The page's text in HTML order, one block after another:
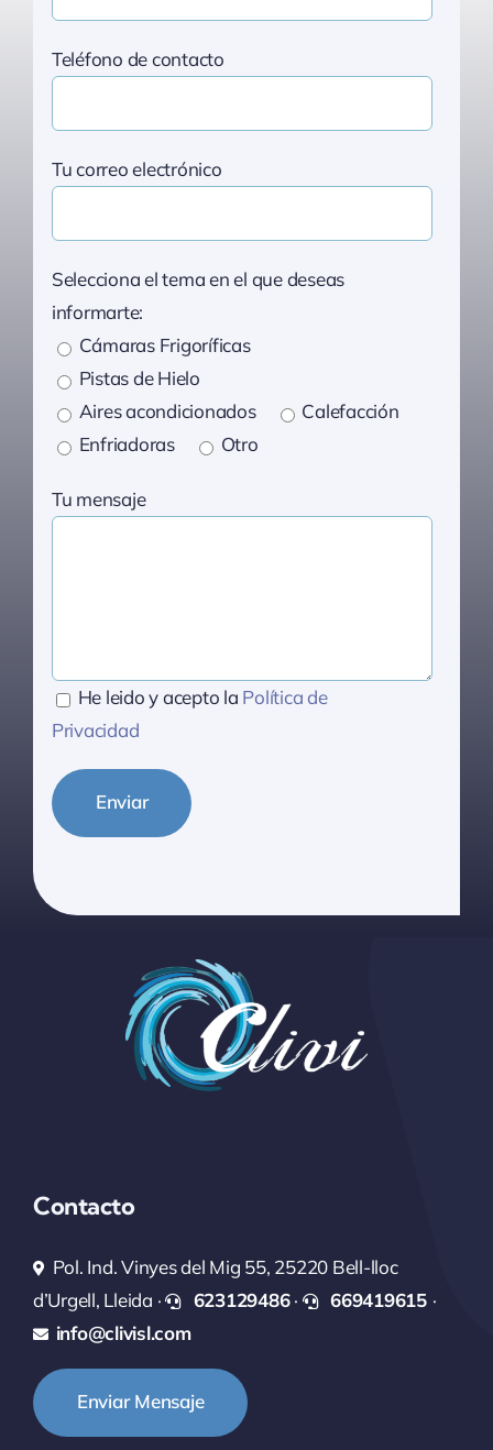
Teléfono de contacto
Tu correo electrónico
Selecciona el tema en el que deseas
informarte:
Cámaras Frigoríficas
Pistas de Hielo
Aires acondicionados
Calefacción
Enfriadoras
Otro
Tu mensaje
He leido y acepto la Política de
Privacidad
Contacto
Pol. Ind. Vinyes del Mig 55, 25220 Bell-lloc
d’Urgell, Lleida ·
623129486· 669419615 ·
info@clivisl.com
Enviar Mensaje